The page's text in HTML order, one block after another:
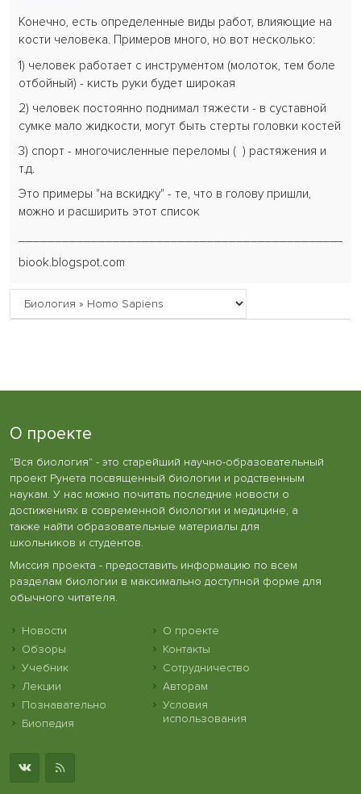
Конечно, есть определенные виды работ, влияющие на
кости человека. Примеров много, но вот несколько:
1) человек работает с инструментом (молоток, тем боле
отбойный) - кисть руки будет широкая
2) человек постоянно поднимал тяжести - в суставной
сумке мало жидкости, могут быть стерты головки костей
3) спорт - многочисленные переломы ( ) растяжения и
т.д.
Это примеры "на вскидку" - те, что в голову пришли,
можно и расширить этот список
biook.blogspot.com
О проекте
"Вся биология" - это старейший научно-образовательный
проект Рунета посвященный биологии и родственным
наукам. У нас можно почитать последние новости о
достижениях в современной биологии и медицине, а
также найти образовательные материалы для
школьников и студентов.
Миссия проекта - предоставить информацию по всем
разделам биологии в максимально доступной форме для
обычного читателя.
Новости
Обзоры
Учебник
Лекции
Познавательно
Биопедия
О проекте
Контакты
Сотрудничество
Авторам
Условия
использования